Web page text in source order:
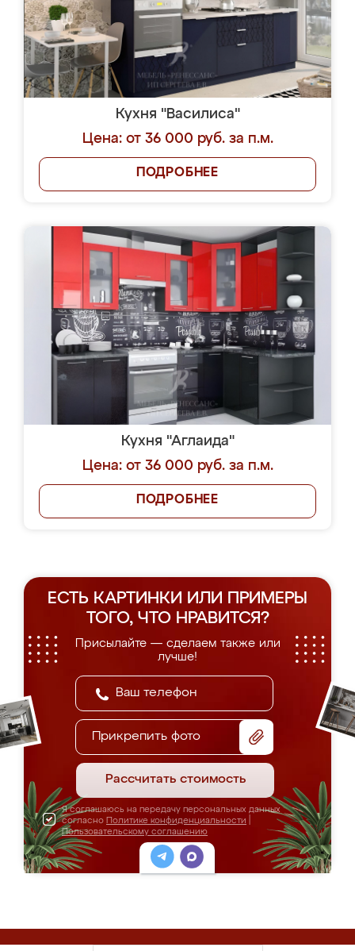
Кухня "Василиса"
Цена: от 36 000 руб. за п.м.
ПОДРОБНЕЕ
Кухня "Аглаида"
Цена: от 36 000 руб. за п.м.
ПОДРОБНЕЕ
ЕСТЬ КАРТИНКИ ИЛИ ПРИМЕРЫ
ТОГО, ЧТО НРАВИТСЯ?
Присылайте — сделаем также или
лучше!
Прикрепить фото
Рассчитать стоимость
Я соглашаюсь на передачу персональных данных
согласно Политике конфиденциальности
Пользовательскому соглашению